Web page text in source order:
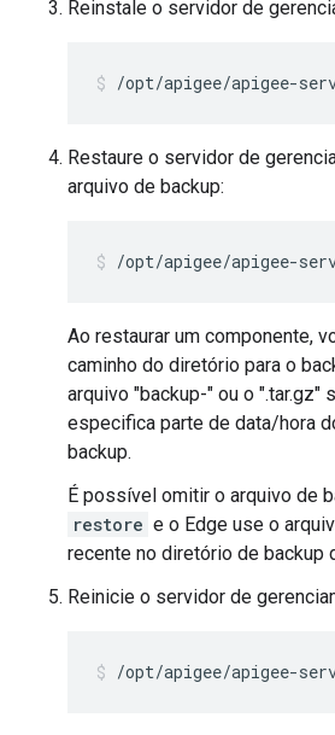
Reinstale o servidor de
/opt/apigee/apigee-
Restaure o servidor de
arquivo de backup:
/opt/apigee/apigee-
Ao restaurar um componente,
caminho do diretório para o
arquivo "backup-" ou o ".tar.gz"
especifica parte de data/hora
backup.
É possível omitir o arquivo de
restore e o Edge use o
recente no diretório de backup
Reinicie o servidor de
/opt/apigee/apigee-